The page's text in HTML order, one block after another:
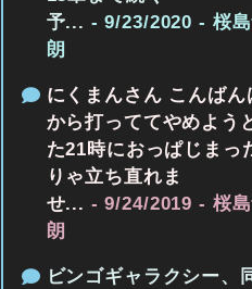
予... - 9/23/2020 - 桜
朗
にくまんさん こんばん
から打っててやめよう
た21時におっぱじまっ
りゃ立ち直れま
せ... - 9/24/2019 - 桜
朗
ビンゴギャラクシー、